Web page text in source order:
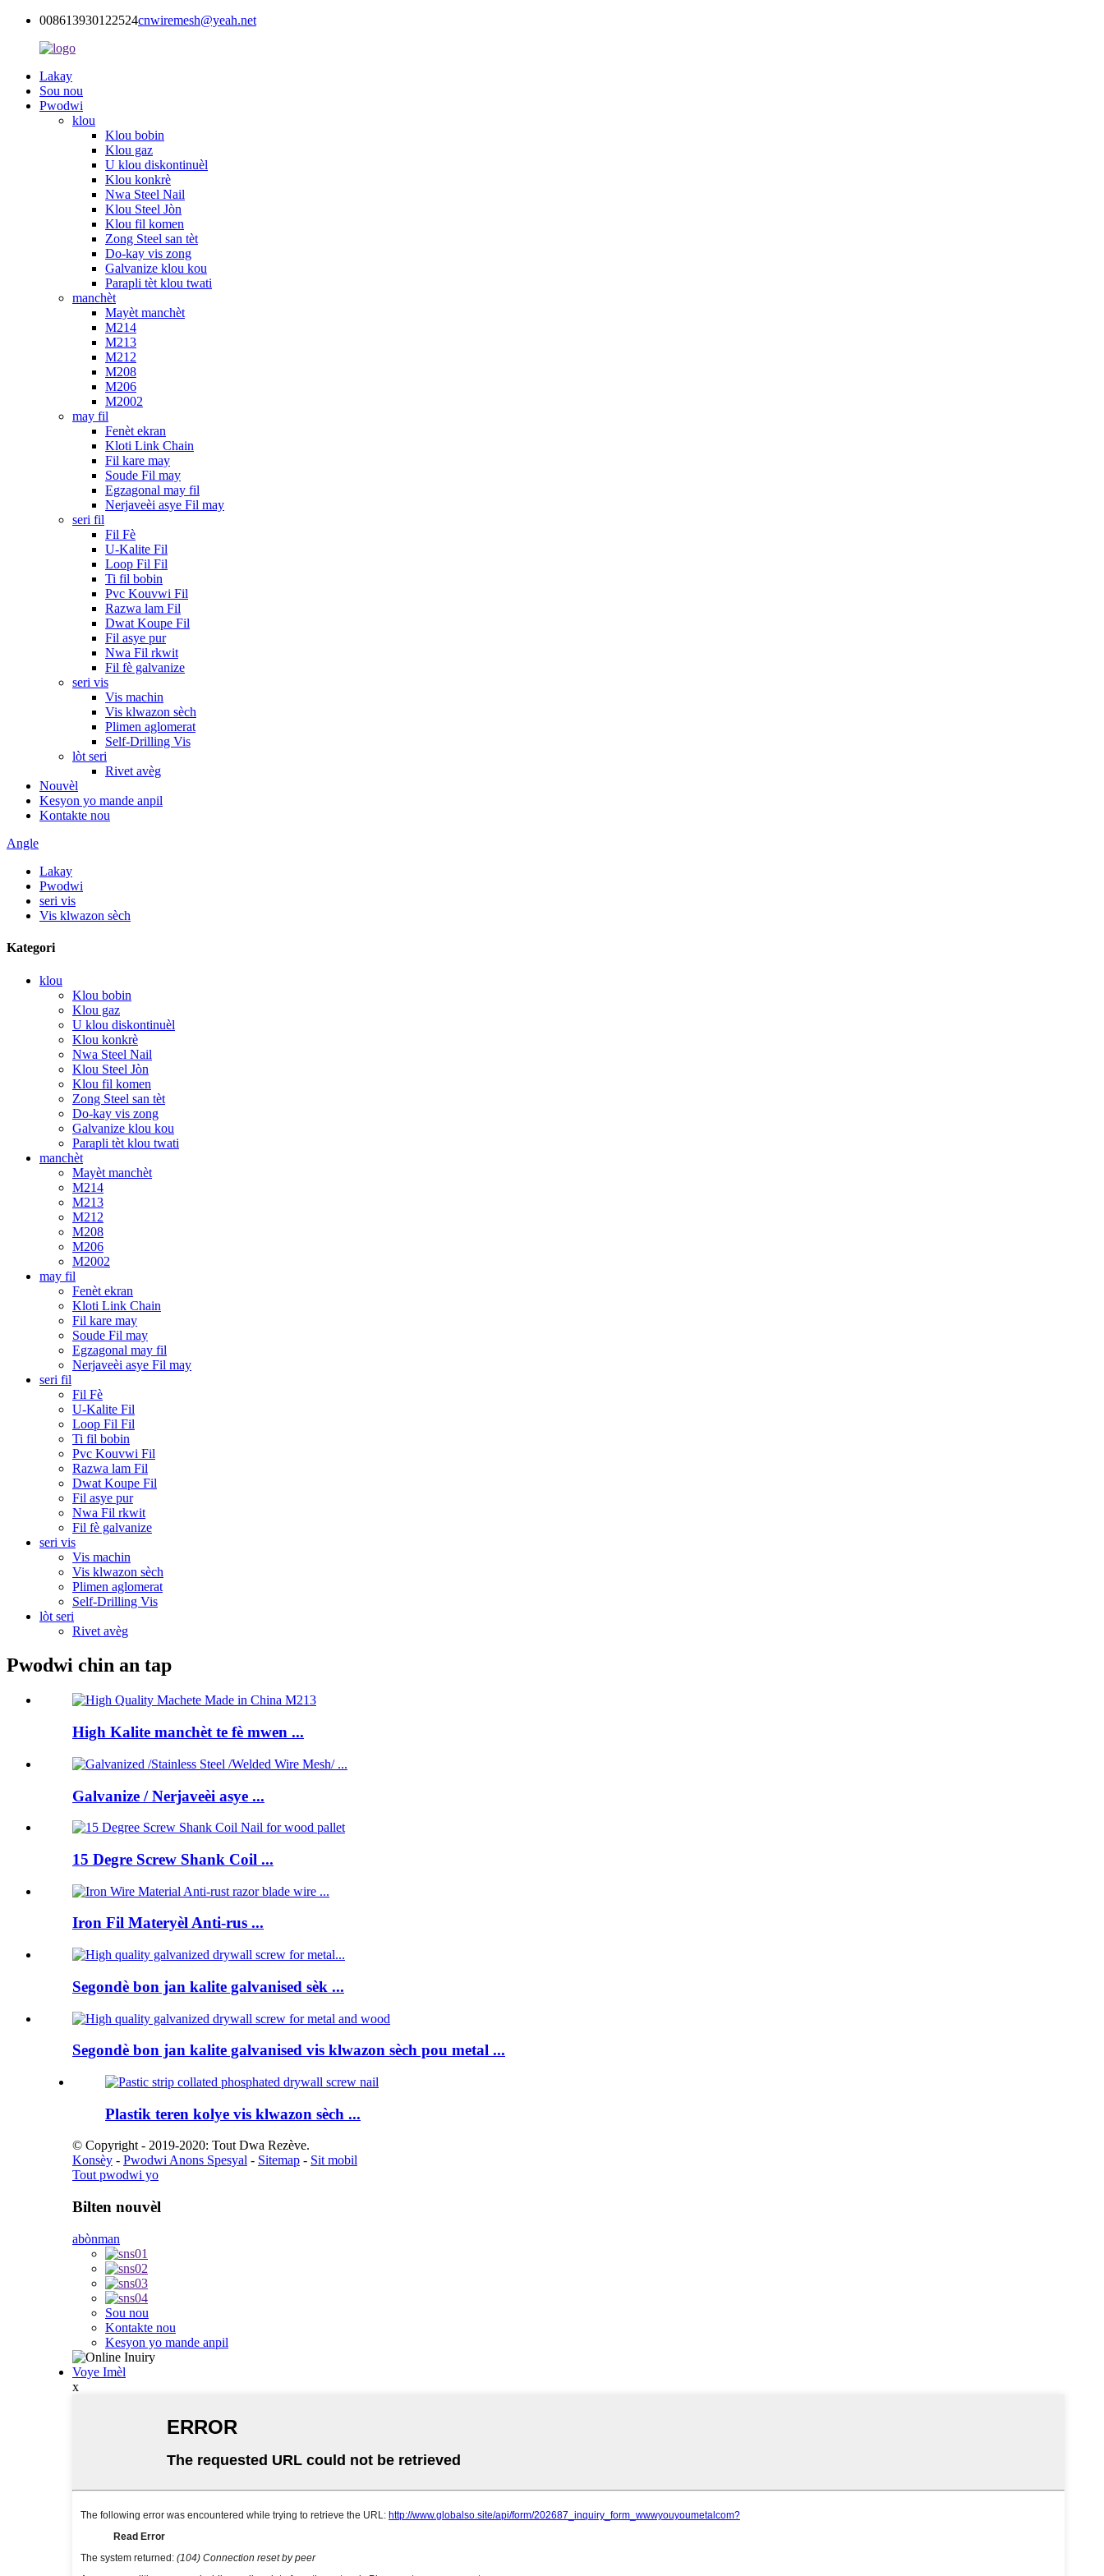
008613930122524cnwiremesh@yeah.net
Lakay
Sou nou
Pwodwi
klou
Klou bobin
Klou gaz
U klou diskontinuèl
Klou konkrè
Nwa Steel Nail
Klou Steel Jòn
Klou fil komen
Zong Steel san tèt
Do-kay vis zong
Galvanize klou kou
Parapli tèt klou twati
manchèt
Mayèt manchèt
M214
M213
M212
M208
M206
M2002
may fil
Fenèt ekran
Kloti Link Chain
Fil kare may
Soude Fil may
Egzagonal may fil
Nerjaveèi asye Fil may
seri fil
Fil Fè
U-Kalite Fil
Loop Fil Fil
Ti fil bobin
Pvc Kouvwi Fil
Razwa lam Fil
Dwat Koupe Fil
Fil asye pur
Nwa Fil rkwit
Fil fè galvanize
seri vis
Vis machin
Vis klwazon sèch
Plimen aglomerat
Self-Drilling Vis
lòt seri
Rivet avèg
Nouvèl
Kesyon yo mande anpil
Kontakte nou
Angle
Lakay
Pwodwi
seri vis
Vis klwazon sèch
Kategori
klou
Klou bobin
Klou gaz
U klou diskontinuèl
Klou konkrè
Nwa Steel Nail
Klou Steel Jòn
Klou fil komen
Zong Steel san tèt
Do-kay vis zong
Galvanize klou kou
Parapli tèt klou twati
manchèt
Mayèt manchèt
M214
M213
M212
M208
M206
M2002
may fil
Fenèt ekran
Kloti Link Chain
Fil kare may
Soude Fil may
Egzagonal may fil
Nerjaveèi asye Fil may
seri fil
Fil Fè
U-Kalite Fil
Loop Fil Fil
Ti fil bobin
Pvc Kouvwi Fil
Razwa lam Fil
Dwat Koupe Fil
Fil asye pur
Nwa Fil rkwit
Fil fè galvanize
seri vis
Vis machin
Vis klwazon sèch
Plimen aglomerat
Self-Drilling Vis
lòt seri
Rivet avèg
Pwodwi chin an tap
High Kalite manchèt te fè mwen ...
Galvanize / Nerjaveèi asye ...
15 Degre Screw Shank Coil ...
Iron Fil Materyèl Anti-rus ...
Segondè bon jan kalite galvanised sèk ...
Segondè bon jan kalite galvanised vis klwazon sèch pou metal ...
Plastik teren kolye vis klwazon sèch ...
© Copyright - 2019-2020: Tout Dwa Rezève.
Konsèy - Pwodwi Anons Spesyal - Sitemap - Sit mobil
Tout pwodwi yo
Bilten nouvèl
abònman
Sou nou
Kontakte nou
Kesyon yo mande anpil
Voye Imèl
x